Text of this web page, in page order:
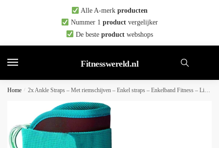
Alle A-merk producten
Nummer 1 productvergelijker
De beste productwebshops
Fitnesswereld.nl
Home / 2x Ankle Straps – Met riemschijven – Enkel straps – Enkelband Fitness – Lifting Straps – Enkelbandje – Ankle Cuff Strap – Voetlussen – Sport Beenband Straps – Kabelmachine – Sport Beenband Straps voor Fitness – Krachttraining – Verstelbaar – Groen